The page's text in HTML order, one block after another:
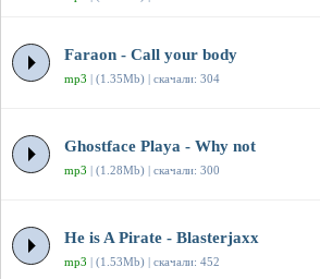
Faraon - Call your body
mp3 | (1.35Mb) | скачали: 304
Ghostface Playa - Why not
mp3 | (1.28Mb) | скачали: 300
He is A Pirate - Blasterjaxx
mp3 | (1.53Mb) | скачали: 452